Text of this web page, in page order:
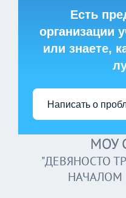
Есть
организации
или знаете,
Написать о
МОУ
"ДЕВЯНОСТО
НАЧАЛОМ